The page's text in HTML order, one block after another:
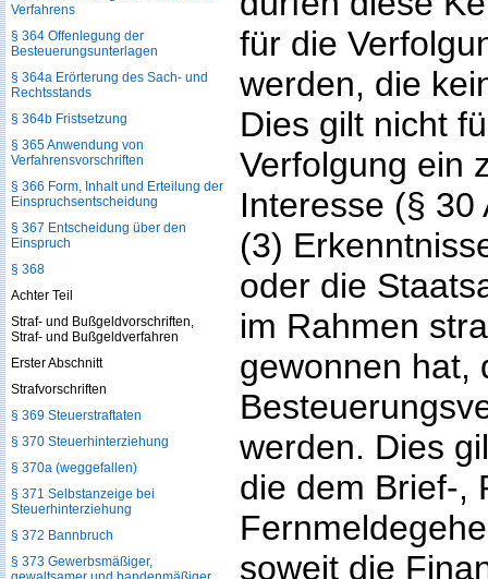
für die
werden, die
Dies gilt nicht
Verfolgung ein
Interesse (§ 30
(3)
oder die
im Rahmen
gewonnen hat,
werden. Dies
die dem Brief-,
soweit die
Verfahrens
§ 364 Offenlegung der
Besteuerungsunterlagen
§ 364a Erörterung des Sach- und
Rechtsstands
§ 364b Fristsetzung
§ 365 Anwendung von
Verfahrensvorschriften
§ 366 Form, Inhalt und Erteilung der
Einspruchsentscheidung
§ 367 Entscheidung über den
Einspruch
§ 368
Achter Teil
Straf- und Bußgeldvorschriften,
Straf- und Bußgeldverfahren
Erster Abschnitt
Strafvorschriften
§ 369 Steuerstraftaten
§ 370 Steuerhinterziehung
§ 370a (weggefallen)
§ 371 Selbstanzeige bei
Steuerhinterziehung
§ 372 Bannbruch
§ 373 Gewerbsmäßiger,